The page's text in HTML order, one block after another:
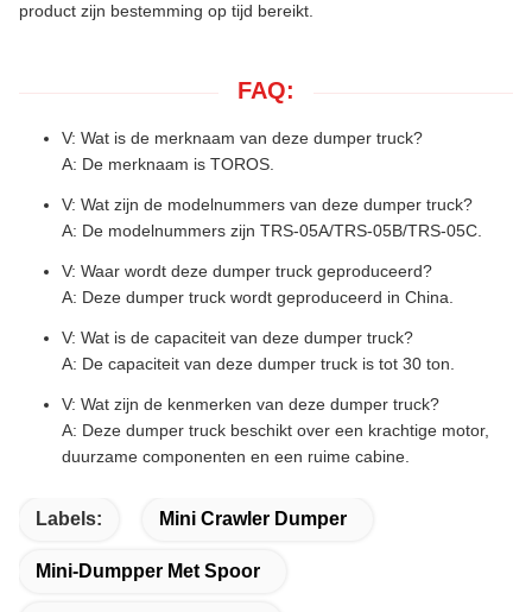
product zijn bestemming op tijd bereikt.
FAQ:
V: Wat is de merknaam van deze dumper truck?
A: De merknaam is TOROS.
V: Wat zijn de modelnummers van deze dumper truck?
A: De modelnummers zijn TRS-05A/TRS-05B/TRS-05C.
V: Waar wordt deze dumper truck geproduceerd?
A: Deze dumper truck wordt geproduceerd in China.
V: Wat is de capaciteit van deze dumper truck?
A: De capaciteit van deze dumper truck is tot 30 ton.
V: Wat zijn de kenmerken van deze dumper truck?
A: Deze dumper truck beschikt over een krachtige motor,
duurzame componenten en een ruime cabine.
Labels: Mini Crawler Dumper
Mini-Dumpper Met Spoor